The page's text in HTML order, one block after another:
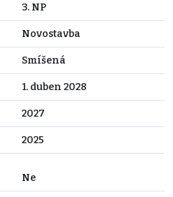
3. NP
Novostavba
Smíšená
1. duben 2028
2027
2025
Ne